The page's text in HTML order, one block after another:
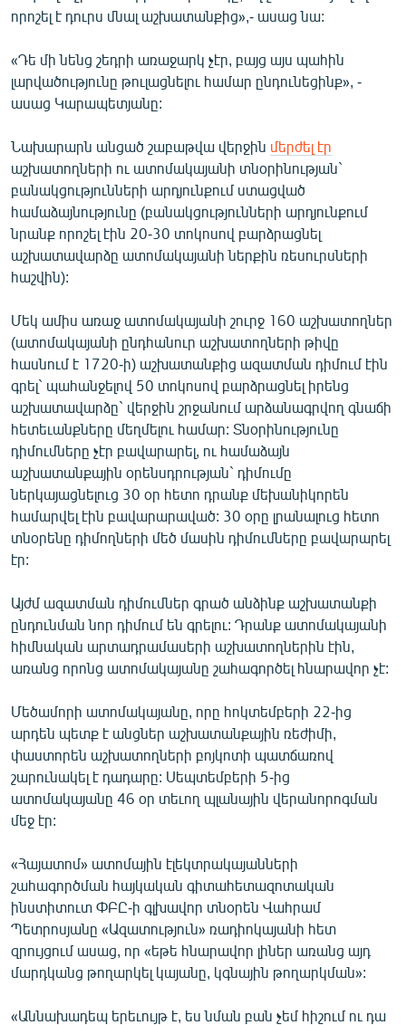
որոշել է դուրս մնալ աշխատանքից»,- ասաց նա:
«Դե մի նենց շեդրի առաջարկ չէր, բայց այս պահին
լարվածությունը թուլացնելու համար ընդունեցինք», -
ասաց Կարապետյանը:
Նախարարն անցած շաբաթվա վերջին մերժել էր
աշխատողների ու ատոմակայանի տնօրինության`
բանակցությունների արդյունքում ստացված
համաձայնությունը (բանակցությունների արդյունքում
նրանք որոշել էին 20-30 տոկոսով բարձրացնել
աշխատավարձը ատոմակայանի ներքին ռեսուրսների
հաշվին):
Մեկ ամիս առաջ ատոմակայանի շուրջ 160 աշխատողներ
(ատոմակայանի ընդհանուր աշխատողների թիվը
հասնում է 1720-ի) աշխատանքից ազատման դիմում էին
գրել` պահանջելով 50 տոկոսով բարձրացնել իրենց
աշխատավարձը` վերջին շրջանում արձանագրվող գնաճի
հետեւանքները մեղմելու համար: Տնօրինությունը
դիմումները չէր բավարարել, ու համաձայն
աշխատանքային օրենսդրության` դիմումը
ներկայացնելուց 30 օր հետո դրանք մեխանիկորեն
համարվել էին բավարարաված: 30 օրը լրանալուց հետո
տնօրենը դիմողների մեծ մասին դիմումները բավարարել
էր:
Այժմ ազատման դիմումներ գրած անձինք աշխատանքի
ընդունման նոր դիմում են գրելու: Դրանք ատոմակայանի
հիմնական արտադրամասերի աշխատողներին էին,
առանց որոնց ատոմակայանը շահագործել հնարավոր չէ:
Մեծամորի ատոմակայանը, որը հոկտեմբերի 22-ից
արդեն պետք է անցներ աշխատանքային ռեժիմի,
փաստորեն աշխատողների բոյկոտի պատճառով
շարունակել է դադարը: Սեպտեմբերի 5-ից
ատոմակայանը 46 օր տեւող պլանային վերանորոգման
մեջ էր:
«Հայատոմ» ատոմային էլեկտրակայանների
շահագործման հայկական գիտահետազոտական
ինստիտուտ ՓԲԸ-ի գլխավոր տնօրեն Վահրամ
Պետրոսյանը «Ազատություն» ռադիոկայանի հետ
զրույցում ասաց, որ «եթե հնարավոր լիներ առանց այդ
մարդկանց թողարկել կայանը, կգնային թողարկման»:
«Աննախադեպ երեւույթ է, ես նման բան չեմ հիշում ու դա